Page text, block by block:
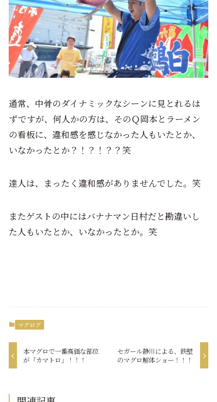
通常、中骨のダイナミックなシーンに見とれるは
ずですが、何人かの方は、そのＱ岡本とラーメン
の看板に、違和感を感じなかった人もいたとか、
いなかったとか？！？！？？笑
達人は、まったく違和感がありませんでした。笑
またゲストの中にはバナナマン日村だと勘違いし
た人もいたとか、いなかったとか。笑
マグログ
本マグロで一番高価な部位
が「カマトロ」！！！
セガール静川による、鉄壁
のマグロ解体ショー！！！